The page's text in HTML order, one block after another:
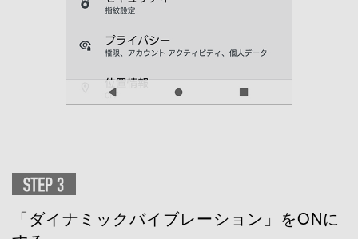
「ダイナミックバイブレーション」をONに